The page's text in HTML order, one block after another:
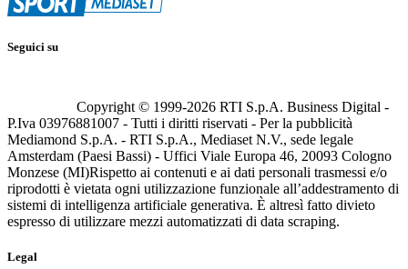
Seguici su
Copyright © 1999-2026 RTI S.p.A. Business Digital -
P.Iva 03976881007 - Tutti i diritti riservati - Per la pubblicità
Mediamond S.p.A. - RTI S.p.A., Mediaset N.V., sede legale
Amsterdam (Paesi Bassi) - Uffici Viale Europa 46, 20093 Cologno
Monzese (MI)Rispetto ai contenuti e ai dati personali trasmessi e/o
riprodotti è vietata ogni utilizzazione funzionale all’addestramento di
sistemi di intelligenza artificiale generativa. È altresì fatto divieto
espresso di utilizzare mezzi automatizzati di data scraping.
Legal